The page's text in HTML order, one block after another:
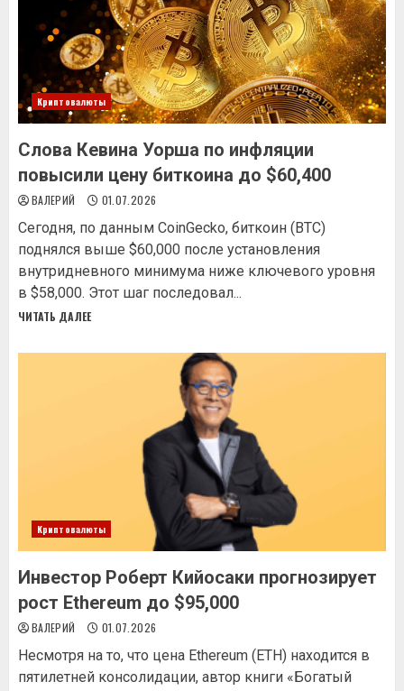
Криптовалюты
Слова Кевина Уорша по инфляции
повысили цену биткоина до $60,400
ВАЛЕРИЙ 01.07.2026
Сегодня, по данным CoinGecko, биткоин (BTC)
поднялся выше $60,000 после установления
внутридневного минимума ниже ключевого уровня
в $58,000. Этот шаг последовал...
ЧИТАТЬ ДАЛЕЕ
Криптовалюты
Инвестор Роберт Кийосаки прогнозирует
рост Ethereum до $95,000
ВАЛЕРИЙ 01.07.2026
Несмотря на то, что цена Ethereum (ETH) находится в
пятилетней консолидации, автор книги «Богатый